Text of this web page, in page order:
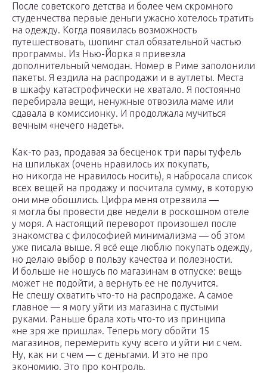
После советского детства и более чем скромного
студенчества первые деньги ужасно хотелось тратить
на одежду. Когда появилась возможность
путешествовать, шопинг стал обязательной частью
программы. Из Нью-Йорка я привезла
дополнительный чемодан. Номер в Риме заполонили
пакеты. Я ездила на распродажи и в аутлеты. Места
в шкафу катастрофически не хватало. Я постоянно
перебирала вещи, ненужные отвозила маме или
сдавала в комиссионку. И продолжала мучиться
вечным «нечего надеть».
Как-то раз, продавая за бесценок три пары туфель
на шпильках (очень нравилось их покупать,
но никогда не нравилось носить), я набросала список
всех вещей на продажу и посчитала сумму, в которую
они мне обошлись. Цифра меня отрезвила —
я могла бы провести две недели в роскошном отеле
у моря. А настоящий переворот произошел после
знакомства с философией минимализма — об этом
уже писала выше. Я всё еще люблю покупать одежду,
но делаю выбор в пользу качества и полезности.
И больше не ношусь по магазинам в отпуске: вещь
может не подойти, а вернуть ее не получится.
Не спешу схватить что-то на распродаже. А самое
главное — я могу уйти из магазина с пустыми
руками. Раньше брала хоть что-то из принципа
«не зря же пришла». Теперь могу обойти 15
магазинов, перемерить кучу всего и уйти ни с чем.
Ну, как ни с чем — с деньгами. И это не про
экономию. Это про контроль.